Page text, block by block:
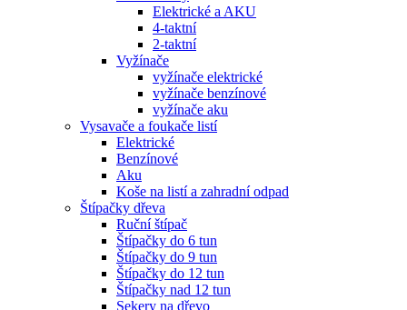
Elektrické a AKU
4-taktní
2-taktní
Vyžínače
vyžínače elektrické
vyžínače benzínové
vyžínače aku
Vysavače a foukače listí
Elektrické
Benzínové
Aku
Koše na listí a zahradní odpad
Štípačky dřeva
Ruční štípač
Štípačky do 6 tun
Štípačky do 9 tun
Štípačky do 12 tun
Štípačky nad 12 tun
Sekery na dřevo